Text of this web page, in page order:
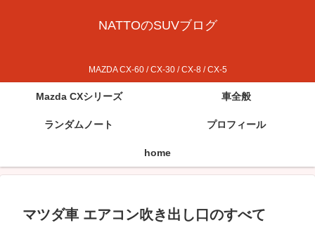
NATTOのSUVブログ
MAZDA CX-60 / CX-30 / CX-8 / CX-5
Mazda CXシリーズ 車全般
ランダムノート プロフィール
home
マツダ車 エアコン吹き出し口のすべて